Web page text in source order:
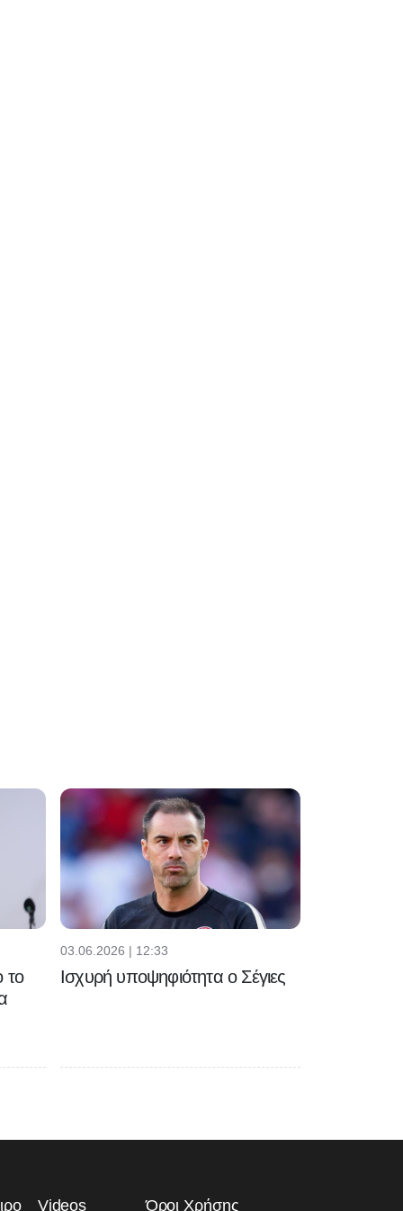
το
03.06.2026 | 12:33
Ισχυρή υποψηφιότητα ο Σέγιες
Videos Όροι Χρήσης